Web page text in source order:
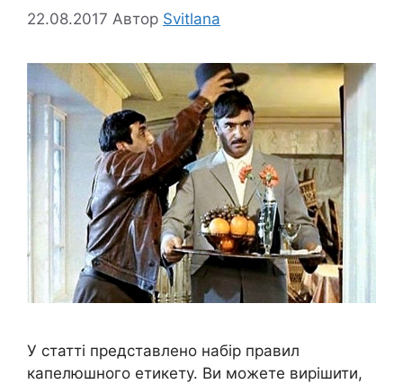
22.08.2017 Автор Svitlana
У статті представлено набір правил
капелюшного етикету. Ви можете вирішити,